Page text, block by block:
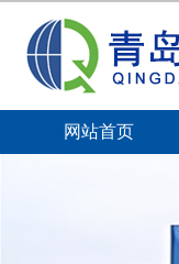
网站首页